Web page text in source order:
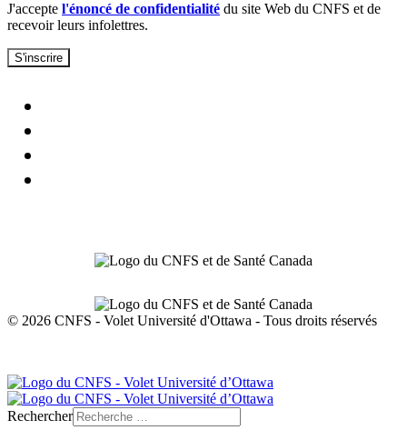
J'accepte l'énoncé de confidentialité du site Web du CNFS et de
recevoir leurs infolettres.
S'inscrire
© 2026 CNFS - Volet Université d'Ottawa - Tous droits réservés
Rechercher